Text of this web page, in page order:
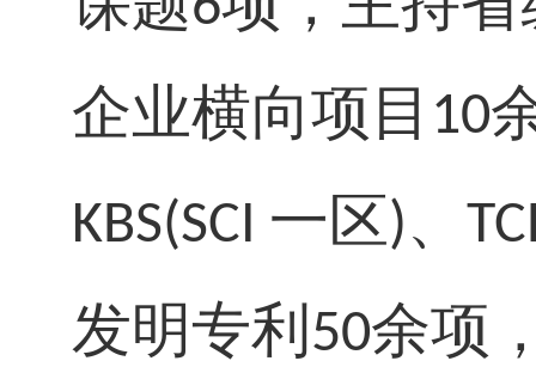
企业横向项目 10
KBS(SCI 一区)、
发明专利 50余项